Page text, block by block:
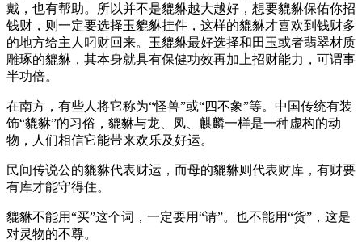
戴，也有帮助。所以并不是貔貅越大越好，想要貔貅保佑你招
钱财，则一定要选择玉貔貅挂件，这样的貔貅才喜欢到钱财多
的地方给主人叼财回来。玉貔貅最好选择和田玉或者翡翠材质
雕琢的貔貅，其本身就具有保健功效再加上招财能力，可谓事
半功倍。
在南方，有些人将它称为“怪兽”或“四不象”等。中国传统有装
饰“貔貅”的习俗，貔貅与龙、凤、麒麟一样是一种虚构的动
物，人们相信它能带来欢乐及好运。
民间传说公的貔貅代表财运，而母的貔貅则代表财库，有财要
有库才能守得住。
貔貅不能用“买”这个词，一定要用“请”。也不能用“货”，这是
对灵物的不尊。